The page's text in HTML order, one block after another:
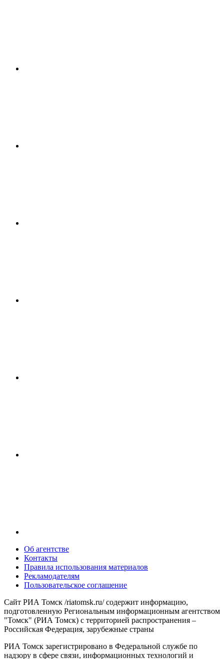
Об агентстве
Контакты
Правила использования материалов
Рекламодателям
Пользовательское соглашение
Сайт РИА Томск /riatomsk.ru/ содержит информацию,
подготовленную Региональным информационным агентством
"Томск" (РИА Томск) с территорией распространения –
Российская Федерация, зарубежные страны
РИА Томск зарегистрировано в Федеральной службе по
надзору в сфере связи, информационных технологий и